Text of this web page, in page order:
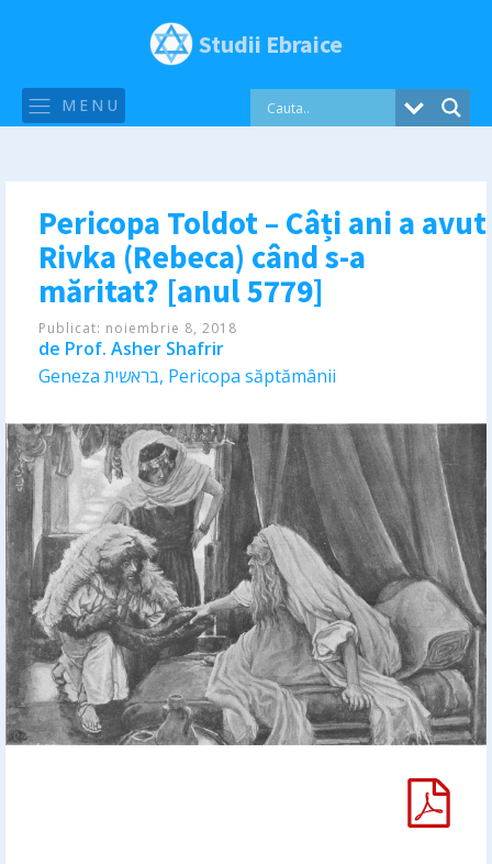
Studii Ebraice
MENU
Pericopa Toldot – Câți ani a avut
Rivka (Rebeca) când s-a
măritat? [anul 5779]
Publicat: noiembrie 8, 2018
de Prof. Asher Shafrir
Geneza בראשית, Pericopa săptămânii